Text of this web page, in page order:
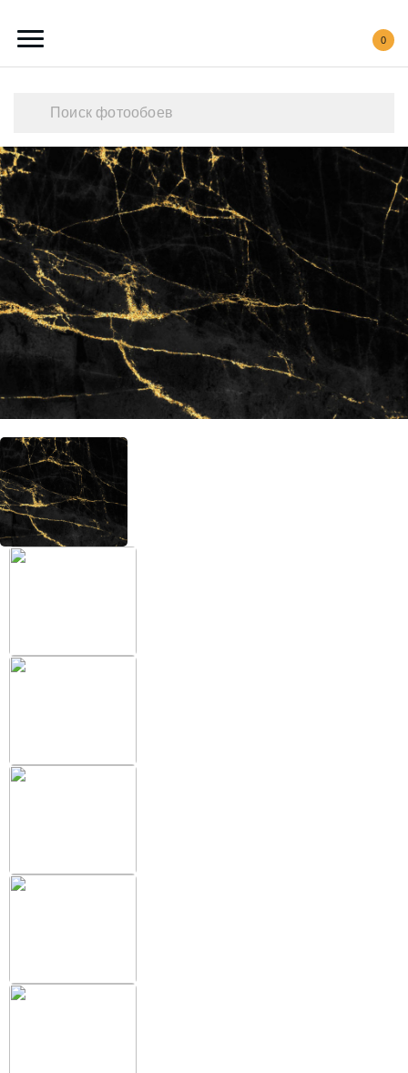
0
Каталог обоев
Наши работы
Создать свои фотообои
Акции
О нас
+38 (097) 151 87 57